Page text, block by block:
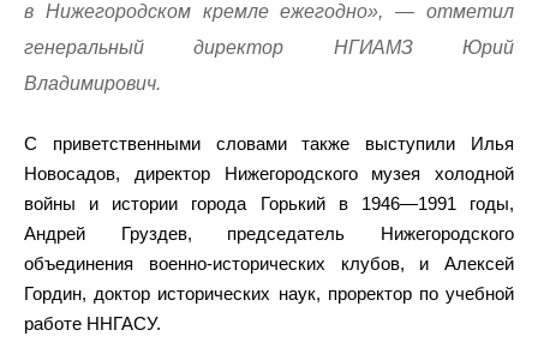
в Нижегородском кремле ежегодно», — отметил
генеральный директор НГИАМЗ Юрий
Владимирович.
С приветственными словами также выступили Илья
Новосадов, директор Нижегородского музея холодной
войны и истории города Горький в 1946—1991 годы,
Андрей Груздев, председатель Нижегородского
объединения военно-исторических клубов, и Алексей
Гордин, доктор исторических наук, проректор по учебной
работе ННГАСУ.